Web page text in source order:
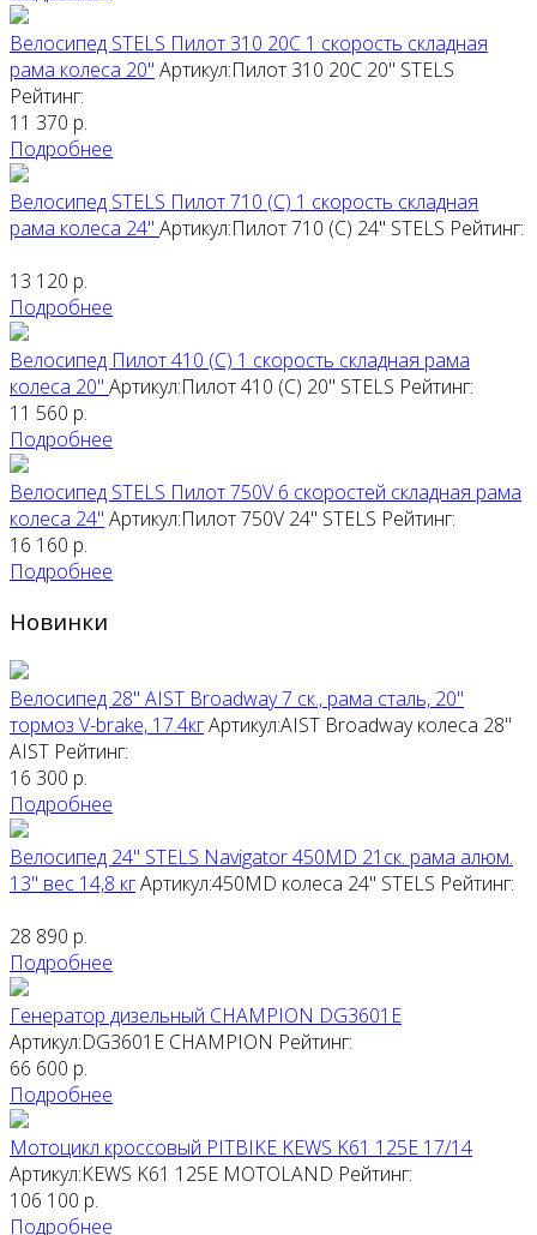
Велосипед STELS Пилот 310 20С 1 скорость складная
рама колеса 20" Артикул:Пилот 310 20С 20" STELS
Рейтинг:
11 370 р.
Подробнее
Велосипед STELS Пилот 710 (С) 1 скорость складная
рама колеса 24" Артикул:Пилот 710 (С) 24" STELS Рейтинг:
13 120 р.
Подробнее
Велосипед Пилот 410 (С) 1 скорость складная рама
колеса 20" Артикул:Пилот 410 (С) 20" STELS Рейтинг:
11 560 р.
Подробнее
Велосипед STELS Пилот 750V 6 скоростей складная рама
колеса 24" Артикул:Пилот 750V 24" STELS Рейтинг:
16 160 р.
Подробнее
Новинки
Велосипед 28" AIST Broadway 7 ск., рама сталь, 20"
тормоз V-brake, 17.4кгАртикул:AIST Broadway колеса 28"
AIST Рейтинг:
16 300 р.
Подробнее
Велосипед 24" STELS Navigator 450MD 21ск. рама алюм.
13" вес 14,8 кгАртикул:450MD колеса 24" STELS Рейтинг:
28 890 р.
Подробнее
Генератор дизельный CHAMPION DG3601E
Артикул:DG3601E CHAMPION Рейтинг:
66 600 р.
Подробнее
Мотоцикл кроссовый PITBIKE KEWS K61 125E 17/14
Артикул:KEWS K61 125E MOTOLAND Рейтинг:
106 100 р.
Подробнее